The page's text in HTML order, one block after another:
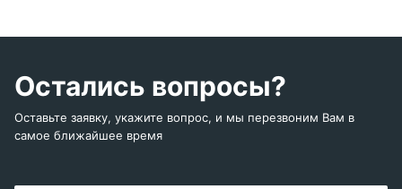
Остались вопросы?
Оставьте заявку, укажите вопрос, и мы перезвоним Вам в
самое ближайшее время